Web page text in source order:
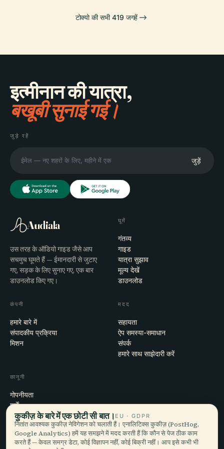
टोक्यो की सभी 419 जगहें
इत्मीनान की यात्रा,
बखूबी सुनाई गई।
जुड़े रहें
जुड़ें
Audiala
उस तरह के ऑडियो गाइड जैसे आप
सचमुच घूमते हैं — ईमानदारी से जुटाए
गए, सड़क के लिए सुनाए गए, एक बार
डाउनलोड किए गए।
घूमें
गंतव्य
गाइड
यात्रा सुझाव
मूल्य देखें
डाउनलोड
कंपनी
हमारे बारे में
संपादकीय प्रक्रिया
मिशन
मदद
सहायता
ऐप समस्या-समाधान
संपर्क
हमारे साथ साझेदारी करें
कानूनी
गोपनीयता
शर्तें
कुकी सेटिंग्स
खाता हटाएँ
कुकीज़ के बारे में एक छोटी सी बात। EU · GDPR
नितांत आवश्यक कुकीज़ नेविगेशन को चलाती हैं। एनालिटिक्स कुकीज़ (PostHog,
Google Analytics) हमें यह समझने में मदद करती हैं कि कौन से पेज ठीक काम
करते हैं — केवल समग्र डेटा, कोई विज्ञापन नहीं, कोई बिक्री नहीं। आप इसे कभी भी